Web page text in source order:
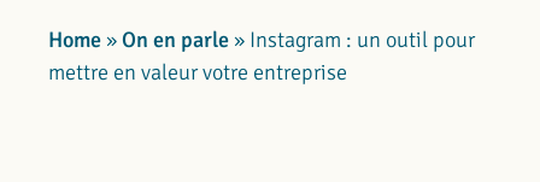
Home»On en parle» Instagram : un outil pour
mettre en valeur votre entreprise